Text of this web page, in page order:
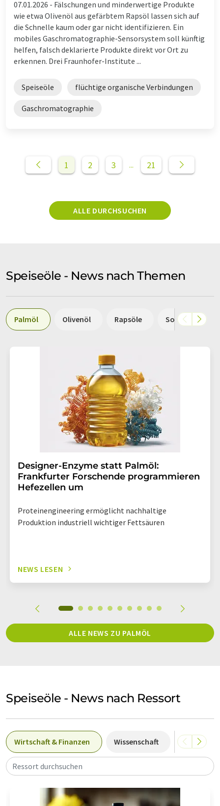
07.01.2026 - Fälschungen und minderwertige Produkte
wie etwa Olivenöl aus gefärbtem Rapsöl lassen sich auf
die Schnelle kaum oder gar nicht identifizieren. Ein
mobiles Gaschromatographie-Sensorsystem soll künftig
helfen, falsch deklarierte Produkte direkt vor Ort zu
erkennen. Drei Fraunhofer-Institute ...
Speiseöle flüchtige organische Verbindungen
Gaschromatographie
1 2 3 ... 21
ALLE DURCHSUCHEN
Speiseöle - News nach Themen
Palmöl Olivenöl Rapsöle
Designer-Enzyme statt Palmöl:
Frankfurter Forschende programmieren
Hefezellen um
Proteinengineering ermöglicht nachhaltige
Produktion industriell wichtiger Fettsäuren
NEWS LESEN
ALLE NEWS ZU PALMÖL
Speiseöle - News nach Ressort
Wirtschaft & Finanzen Wissenschaft
Ressort durchsuchen